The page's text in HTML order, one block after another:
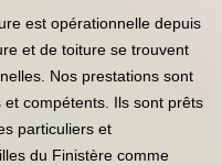
est opérationnelle depuis
et de toiture se trouvent
Nos prestations sont
compétents. Ils sont prêts
particuliers et
du Finistère comme